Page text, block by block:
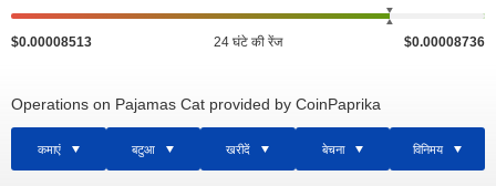
$0.00008513 24 घंटे की रेंज $0.00008736
Operations on Pajamas Cat provided by CoinPaprika
कमाएं बटुआ खरीदें बेचना विनिमय